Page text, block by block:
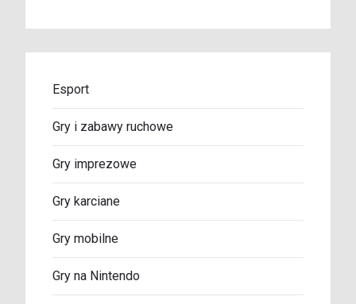
Esport
Gry i zabawy ruchowe
Gry imprezowe
Gry karciane
Gry mobilne
Gry na Nintendo